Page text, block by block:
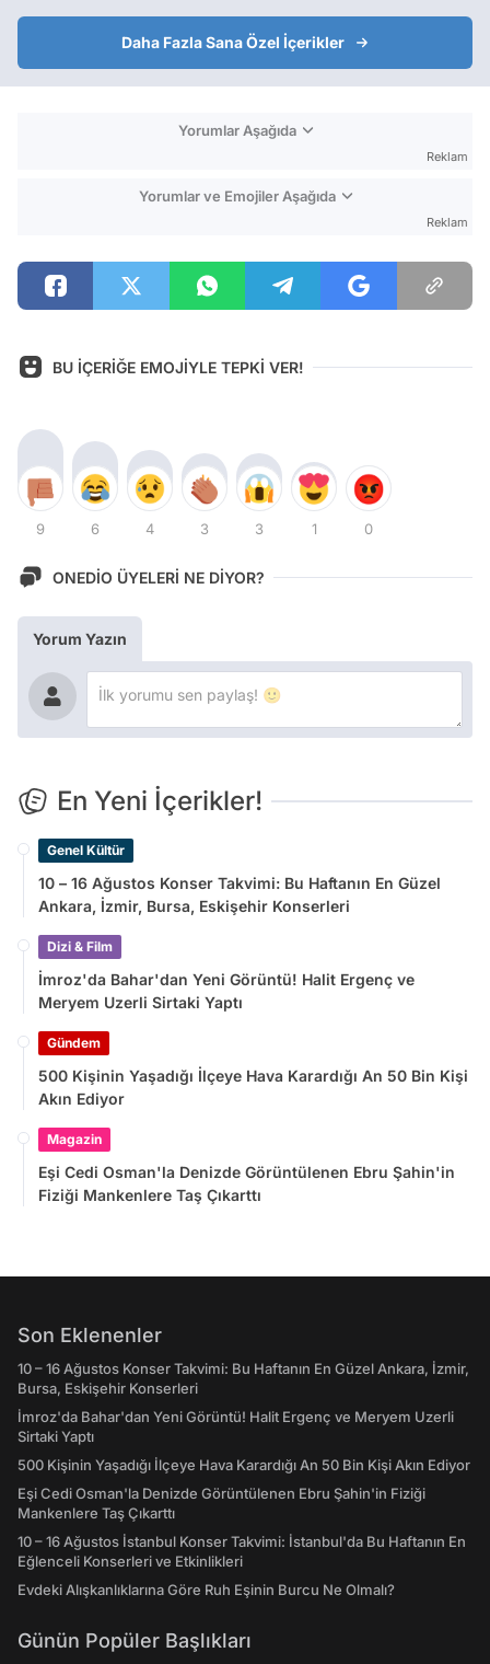
Daha Fazla Sana Özel İçerikler
Yorumlar Aşağıda
Reklam
Yorumlar ve Emojiler Aşağıda
Reklam
BU İÇERİĞE EMOJİYLE TEPKİ VER!
9 6 4 3 3 1 0
ONEDİO ÜYELERİ NE DİYOR?
Yorum Yazın
En Yeni İçerikler!
Genel Kültür
10 – 16 Ağustos Konser Takvimi: Bu Haftanın En Güzel
Ankara, İzmir, Bursa, Eskişehir Konserleri
Dizi & Film
İmroz'da Bahar'dan Yeni Görüntü! Halit Ergenç ve
Meryem Uzerli Sirtaki Yaptı
Gündem
500 Kişinin Yaşadığı İlçeye Hava Karardığı An 50 Bin Kişi
Akın Ediyor
Magazin
Eşi Cedi Osman'la Denizde Görüntülenen Ebru Şahin'in
Fiziği Mankenlere Taş Çıkarttı
Son Eklenenler
10 – 16 Ağustos Konser Takvimi: Bu Haftanın En Güzel Ankara, İzmir,
Bursa, Eskişehir Konserleri
İmroz'da Bahar'dan Yeni Görüntü! Halit Ergenç ve Meryem Uzerli
Sirtaki Yaptı
500 Kişinin Yaşadığı İlçeye Hava Karardığı An 50 Bin Kişi Akın Ediyor
Eşi Cedi Osman'la Denizde Görüntülenen Ebru Şahin'in Fiziği
Mankenlere Taş Çıkarttı
10 – 16 Ağustos İstanbul Konser Takvimi: İstanbul'da Bu Haftanın En
Eğlenceli Konserleri ve Etkinlikleri
Evdeki Alışkanlıklarına Göre Ruh Eşinin Burcu Ne Olmalı?
Günün Popüler Başlıkları